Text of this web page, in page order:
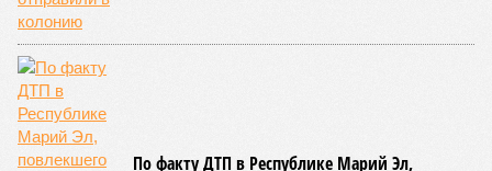
осмотров сотрудников лагерей.
Особый контроль был направлен на персонал,
работающий на пищеблоках. В ходе этих проверок у 20
человек были обнаружены возбудители инфекций –
указанные сотрудники были незамедлительно отстранены
от выполнения своих обязанностей и направлены на
лечение.